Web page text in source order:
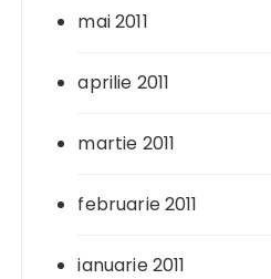
mai 2011
aprilie 2011
martie 2011
februarie 2011
ianuarie 2011